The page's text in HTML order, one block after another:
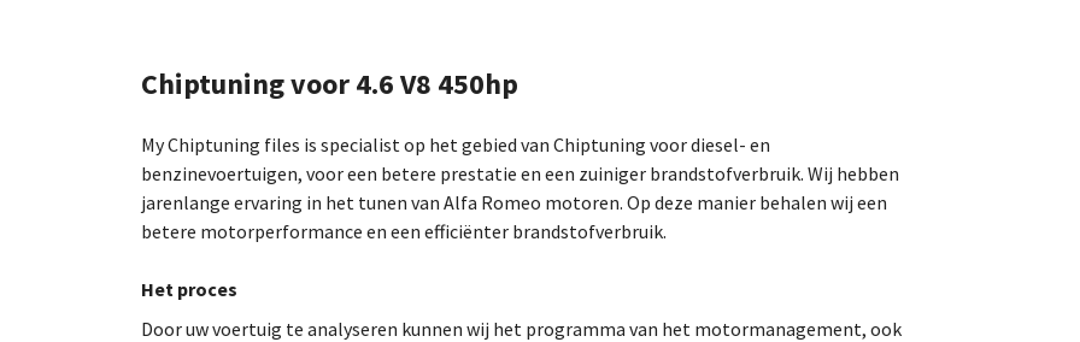
Chiptuning voor 4.6 V8 450hp
My Chiptuning files is specialist op het gebied van Chiptuning voor diesel- en
benzinevoertuigen, voor een betere prestatie en een zuiniger brandstofverbruik. Wij hebben
jarenlange ervaring in het tunen van Alfa Romeo motoren. Op deze manier behalen wij een
betere motorperformance en een efficiënter brandstofverbruik.
Het proces
Door uw voertuig te analyseren kunnen wij het programma van het motormanagement, ook